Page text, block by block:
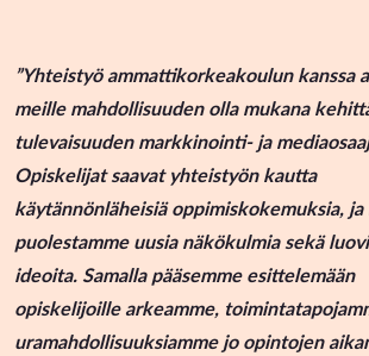
LOMAKKEET JA
Lomakkeet
Tutkintosääntö
”Yhteistyö ammattikorkeakoulun kanssa
meille mahdollisuuden olla mukana
tulevaisuuden markkinointi- ja
Opiskelijat saavat yhteistyön kautta
käytännönläheisiä oppimiskokemuksia, ja
puolestamme uusia näkökulmia sekä
ideoita. Samalla pääsemme esittelemään
opiskelijoille arkeamme,
uramahdollisuuksiamme jo opintojen